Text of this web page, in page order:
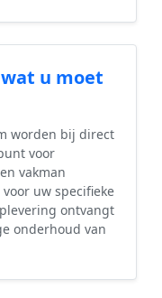
u moet
worden bij direct
voor
vakman
uw specifieke
ontvangt
onderhoud van